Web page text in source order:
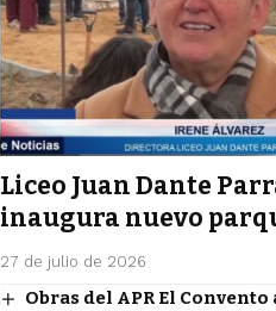
Liceo Juan Dante
inaugura nuevo
27 de julio de 2026
Obras del APR El